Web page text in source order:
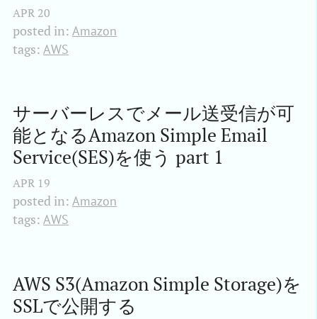
APR 20
posted in: Amazon
tags: AWS
サーバーレスでメール送受信が可
能となるAmazon Simple Email
Service(SES)を使う part 1
APR 19
posted in: Amazon
tags: AWS
AWS S3(Amazon Simple Storage)を
SSLで公開する